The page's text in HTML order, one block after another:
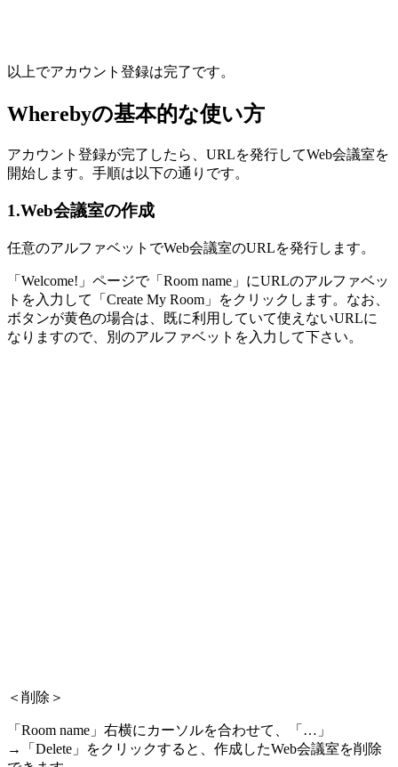
以上でアカウント登録は完了です。
Wherebyの基本的な使い方
アカウント登録が完了したら、URLを発行してWeb会議室を
開始します。手順は以下の通りです。
1.Web会議室の作成
任意のアルファベットでWeb会議室のURLを発行します。
「Welcome!」ページで「Room name」にURLのアルファベッ
トを入力して「Create My Room」をクリックします。なお、
ボタンが黄色の場合は、既に利用していて使えないURLに
なりますので、別のアルファベットを入力して下さい。
＜削除＞
「Room name」右横にカーソルを合わせて、「…」
→「Delete」をクリックすると、作成したWeb会議室を削除